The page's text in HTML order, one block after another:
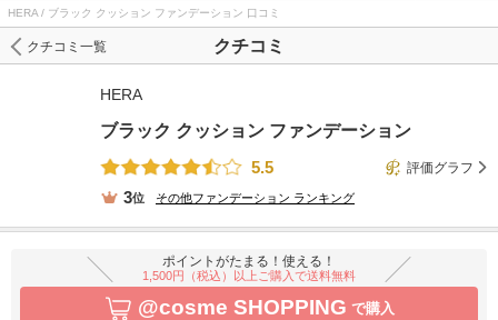
HERA / ブラック クッション ファンデーション 口コミ
クチコミ
クチコミ一覧
HERA
ブラック クッション ファンデーション
5.5
評価グラフ
3位 その他ファンデーション ランキング
ポイントがたまる！使える！
1,500円（税込）以上ご購入で送料無料
@cosme SHOPPING で購入